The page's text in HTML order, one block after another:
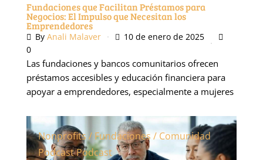
Fundaciones que Facilitan Préstamos para
Negocios: El Impulso que Necesitan los
Emprendedores
By Anali Malaver
10 de enero de 2025
0
Las fundaciones y bancos comunitarios ofrecen
préstamos accesibles y educación financiera para
apoyar a emprendedores, especialmente a mujeres
Nonprofits / Fundaciones / Comunidad
PodcastPodcast